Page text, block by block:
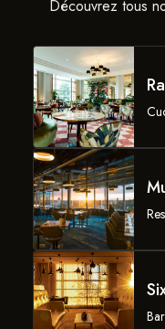
Découvrez tous